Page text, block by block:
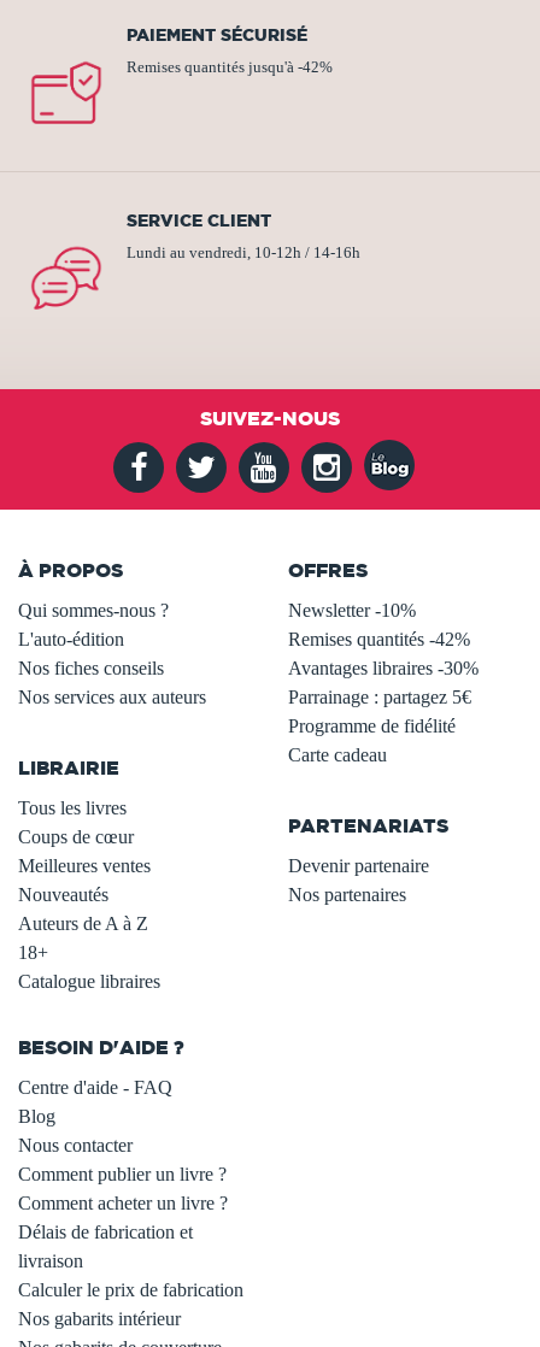
PAIEMENT SÉCURISÉ
Remises quantités jusqu'à -42%
SERVICE CLIENT
Lundi au vendredi, 10-12h / 14-16h
SUIVEZ-NOUS
À PROPOS
Qui sommes-nous ?
L'auto-édition
Nos fiches conseils
Nos services aux auteurs
LIBRAIRIE
Tous les livres
Coups de cœur
Meilleures ventes
Nouveautés
Auteurs de A à Z
18+
Catalogue libraires
OFFRES
Newsletter -10%
Remises quantités -42%
Avantages libraires -30%
Parrainage : partagez 5€
Programme de fidélité
Carte cadeau
PARTENARIATS
Devenir partenaire
Nos partenaires
BESOIN D'AIDE ?
Centre d'aide - FAQ
Blog
Nous contacter
Comment publier un livre ?
Comment acheter un livre ?
Délais de fabrication et
livraison
Calculer le prix de fabrication
Nos gabarits intérieur